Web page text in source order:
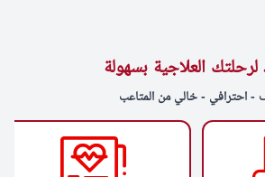
لرحلتك العلاجية بسهولة
- احترافي - خالي من المتاعب